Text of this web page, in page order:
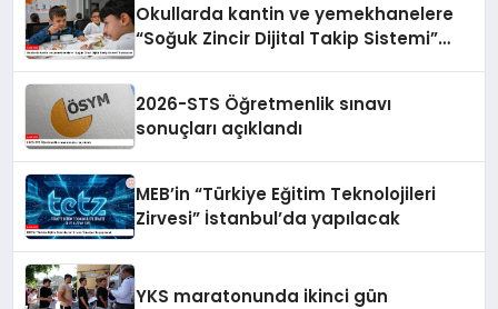
Okullarda kantin ve yemekhanelere
“Soğuk Zincir Dijital Takip Sistemi”
2026-STS Öğretmenlik sınavı
sonuçları açıklandı
MEB’in “Türkiye Eğitim Teknolojileri
Zirvesi” İstanbul’da yapılacak
YKS maratonunda ikinci gün